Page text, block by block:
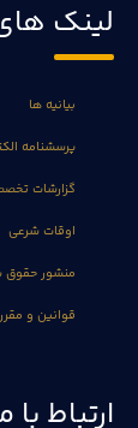
لینک
بیانیه ها
پرسشنامه
گزارشات
اوقات شرعی
منشور حقوق
قوانین و
ارتباط با